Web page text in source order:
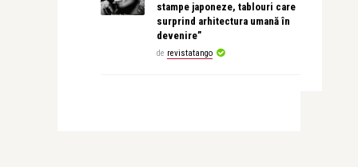
stampe japoneze, tablouri care
surprind arhitectura umană în
devenire”
de revistatango